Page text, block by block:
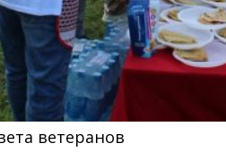
ветеранов